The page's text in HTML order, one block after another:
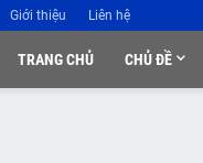
Giới thiệu Liên hệ
TRANG CHỦ CHỦ ĐỀ